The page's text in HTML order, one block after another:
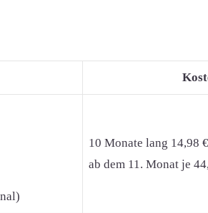
10 Monate lang 14,98 €
ab dem 11. Monat je